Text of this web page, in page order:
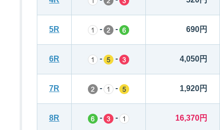
5R - - 690円
6R - - 4,050円
7R - - 1,920円
8R - - 16,370円